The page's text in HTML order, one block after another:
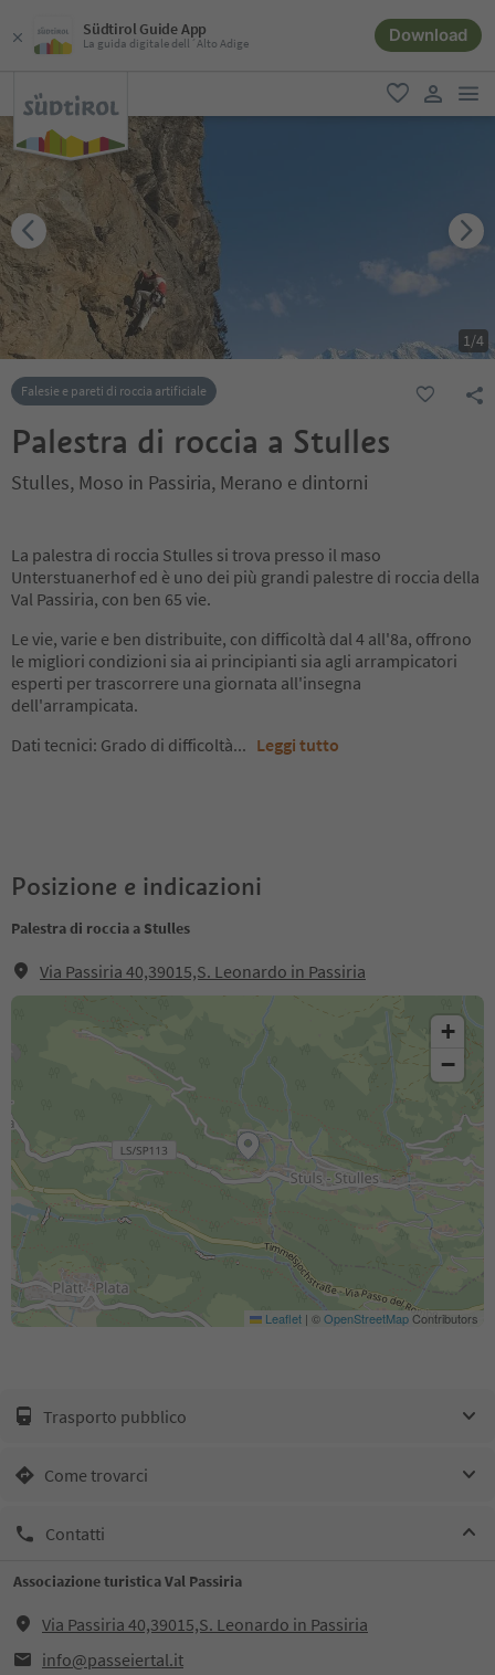
Südtirol Guide App
La guida digitale dell´Alto Adige Download
favoriti
user link
1/4
Falesie e pareti di roccia artificiale
Palestra di roccia a Stulles
Stulles, Moso in Passiria, Merano e dintorni
La palestra di roccia Stulles si trova presso il maso
Unterstuanerhof ed è uno dei più grandi palestre di roccia della
Val Passiria, con ben 65 vie.
Le vie, varie e ben distribuite, con difficoltà dal 4 all'8a, offrono
le migliori condizioni sia ai principianti sia agli arrampicatori
esperti per trascorrere una giornata all'insegna
dell'arrampicata.
Dati tecnici: Grado di difficoltà... Leggi tutto
Posizione e indicazioni
Palestra di roccia a Stulles
Via Passiria 40,39015,S. Leonardo in Passiria
+
−
Leaflet | ©OpenStreetMapContributors
Trasporto pubblico
Come trovarci
Contatti
Associazione turistica Val Passiria
Via Passiria 40,39015,S. Leonardo in Passiria
info@passeiertal.it